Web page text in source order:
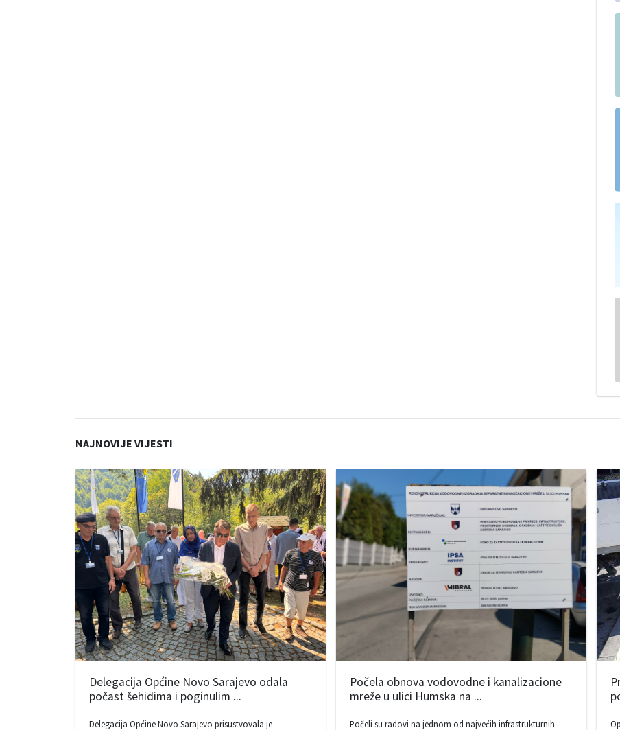
NAJNOVIJE VIJESTI
Delegacija Općine Novo Sarajevo odala
počast šehidima i poginulim ...
Delegacija Općine Novo Sarajevo prisustvovala je
Počela obnova vodovodne i kanalizacione
mreže u ulici Humska na ...
Počeli su radovi na jednom od najvećih infrastrukturnih